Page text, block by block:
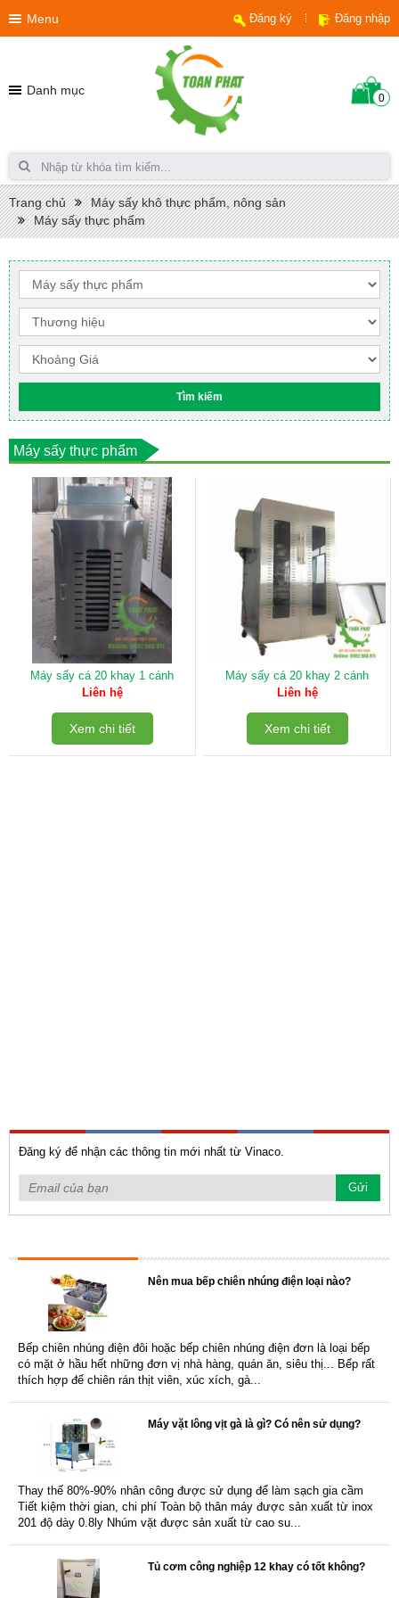
Menu Đăng ký Đăng nhập
Danh mục
0
Trang chủ
Máy sấy khô thực phẩm, nông sản
Máy sấy thực phẩm
Đăng ký để nhận các thông tin mới nhất từ Vinaco.
Nên mua bếp chiên nhúng điện loại nào?
Bếp chiên nhúng điện đôi hoặc bếp chiên nhúng điện đơn là loại bếp
có mặt ở hầu hết những đơn vị nhà hàng, quán ăn, siêu thị... Bếp rất
thích hợp để chiên rán thịt viên, xúc xích, gà...
Máy vặt lông vịt gà là gì? Có nên sử dụng?
Thay thế 80%-90% nhân công được sử dụng để làm sạch gia cầm
Tiết kiệm thời gian, chi phí Toàn bộ thân máy được sản xuất từ inox
201 độ dày 0.8ly Nhúm vặt được sản xuất từ cao su...
Tủ cơm công nghiệp 12 khay có tốt không?
Máy sấy thực phẩm
Máy sấy cá 20 khay 1 cánh
Liên hệ
Xem chi tiết
Máy sấy cá 20 khay 2 cánh
Liên hệ
Xem chi tiết